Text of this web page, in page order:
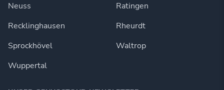
Neuss
Ratingen
Recklinghausen
Rheurdt
Sprockhövel
Waltrop
Wuppertal